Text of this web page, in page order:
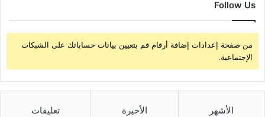
Follow Us
من صفحة إعدادات إضافة أرقام قم بتعيين بيانات حساباتك على الشبكات
الإجتماعية.
الأشهر الأخيرة تعليقات